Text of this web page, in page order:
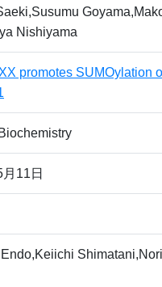
Nishiyama
promotes SUMOylation
11日